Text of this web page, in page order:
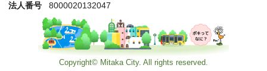
法人番号
8000020132047
Copyright© Mitaka City. All rights reserved.